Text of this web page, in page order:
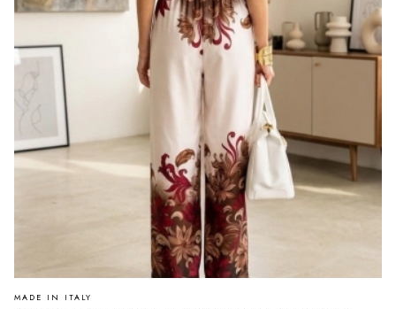
PRODUCENT
MADE IN ITALY